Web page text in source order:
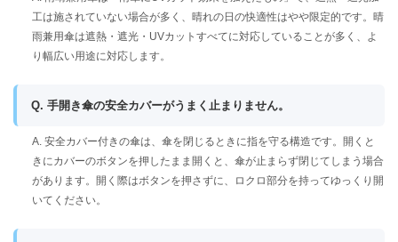
工は施されていない場合が多く、晴れの日の快適性はやや限定的です。晴
雨兼用傘は遮熱・遮光・UVカットすべてに対応していることが多く、よ
り幅広い用途に対応します。
Q. 手開き傘の安全カバーがうまく止まりません。
A. 安全カバー付きの傘は、傘を閉じるときに指を守る構造です。開くと
きにカバーのボタンを押したまま開くと、傘が止まらず閉じてしまう場合
があります。開く際はボタンを押さずに、ロクロ部分を持ってゆっくり開
いてください。